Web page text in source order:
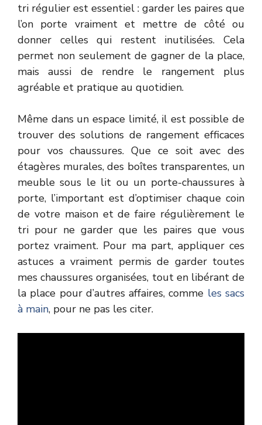
tri régulier est essentiel : garder les paires que
l’on porte vraiment et mettre de côté ou
donner celles qui restent inutilisées. Cela
permet non seulement de gagner de la place,
mais aussi de rendre le rangement plus
agréable et pratique au quotidien.
Même dans un espace limité, il est possible de
trouver des solutions de rangement efficaces
pour vos chaussures. Que ce soit avec des
étagères murales, des boîtes transparentes, un
meuble sous le lit ou un porte-chaussures à
porte, l’important est d’optimiser chaque coin
de votre maison et de faire régulièrement le
tri pour ne garder que les paires que vous
portez vraiment. Pour ma part, appliquer ces
astuces a vraiment permis de garder toutes
mes chaussures organisées, tout en libérant de
la place pour d’autres affaires, comme les sacs
à main, pour ne pas les citer.